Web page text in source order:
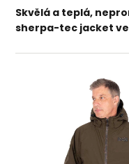
Skvělá a teplá,
sherpa-tec jacket